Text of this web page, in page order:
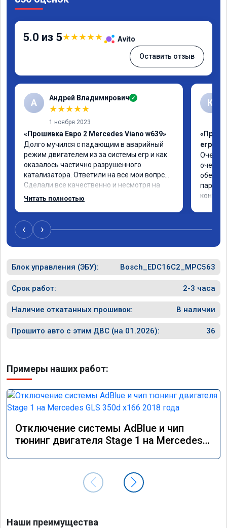
5.0 из 5★★★★★ Avito
Оставить отзыв
А Андрей Владимирович ✓
★★★★★
1 ноября 2023
«Прошивка Евро 2 Mercedes Viano w639»
Долго мучился с падающим в аварийный
режим двигателем из за системы егр и как
оказалось частично разрушенного
катализатора. Ответили на все мои вопрсы.
Сделали все качественно и несмотря на
конец рабочего дня задержались и все
Читать полностью
К
егр»
Очень
очень
‹ ›
Блок управления (ЭБУ): Bosch_EDC16C2_MPC563
Срок работ: 2-3 часа
Наличие откатанных прошивок: В наличии
Прошито авто с этим ДВС (на 01.2026): 36
Примеры наших работ:
Отключение системы AdBlue и чип
тюнинг двигателя Stage 1 на Mercedes
Наши преимущества